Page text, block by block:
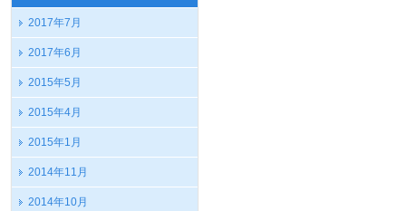
2017年7月
2017年6月
2015年5月
2015年4月
2015年1月
2014年11月
2014年10月